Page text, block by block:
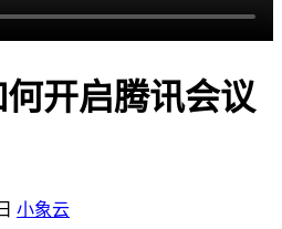
开启腾讯会议
小象云